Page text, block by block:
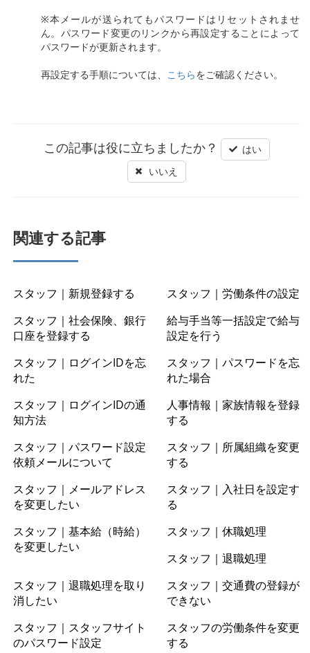
※本メールが送られてもパスワードはリセットされませ
ん。パスワード変更のリンクから再設定することによって
パスワードが更新されます。
再設定する手順については、 こちらをご確認ください。
この記事は役に立ちましたか？
はい
いいえ
関連する記事
スタッフ｜新規登録する
スタッフ｜労働条件の設定
スタッフ｜社会保険、銀行
口座を登録する
給与手当等一括設定で給与
設定を行う
スタッフ｜ログインIDを忘
れた
スタッフ｜パスワードを忘
れた場合
スタッフ｜ログインIDの通
知方法
人事情報｜家族情報を登録
する
スタッフ｜パスワード設定
依頼メールについて
スタッフ｜所属組織を変更
する
スタッフ｜メールアドレス
を変更したい
スタッフ｜入社日を設定す
る
スタッフ｜基本給（時給）
を変更したい
スタッフ｜休職処理
スタッフ｜退職処理
スタッフ｜退職処理を取り
消したい
スタッフ｜交通費の登録が
できない
スタッフ｜スタッフサイト
のパスワード設定
スタッフの労働条件を変更
する